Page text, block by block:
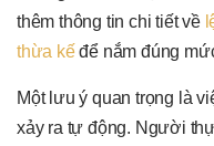
thêm thông tin chi tiết về
thừa kếđể nắm đúng
Một lưu ý quan trọng là
xảy ra tự động. Người